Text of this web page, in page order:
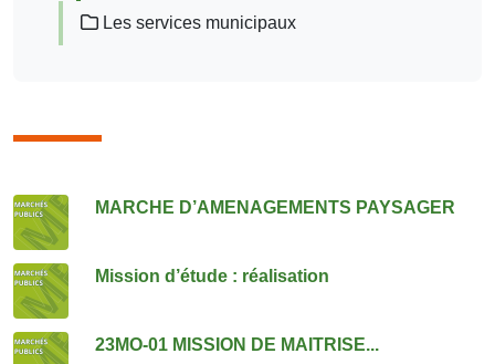
Les services municipaux
Consulter également
MARCHE D’AMENAGEMENTS PAYSAGER
Mission d’étude : réalisation
23MO-01 MISSION DE MAITRISE...